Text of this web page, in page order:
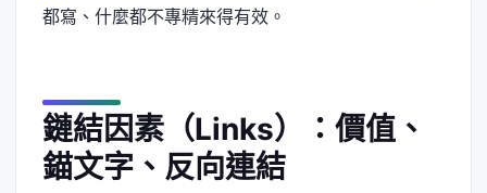
都寫、什麼都不專精來得有效。
鏈結因素（Links）：價值、
錨文字、反向連結